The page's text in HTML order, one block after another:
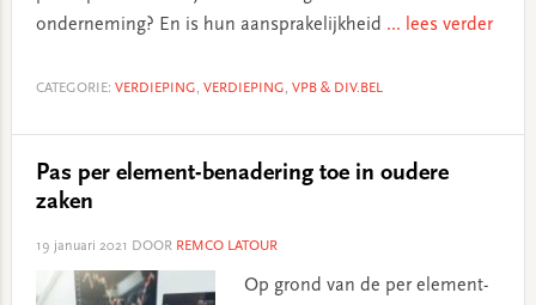
onderneming? En is hun aansprakelijkheid ... lees verder
CATEGORIE: VERDIEPING, VERDIEPING, VPB & DIV.BEL
Pas per element-benadering toe in oudere
zaken
19 januari 2021 DOOR REMCO LATOUR
Op grond van de per element-